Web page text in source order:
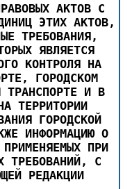
АКТОВ С
ЭТИХ АКТОВ,
ТРЕБОВАНИЯ,
ЯВЛЯЕТСЯ
КОНТРОЛЯ НА
ГОРОДСКОМ
ТРАНСПОРТЕ И В
ТЕРРИТОРИИ
ГОРОДСКОЙ
ИНФОРМАЦИЮ О
ПРИ
ТРЕБОВАНИЙ, С
РЕДАКЦИИ